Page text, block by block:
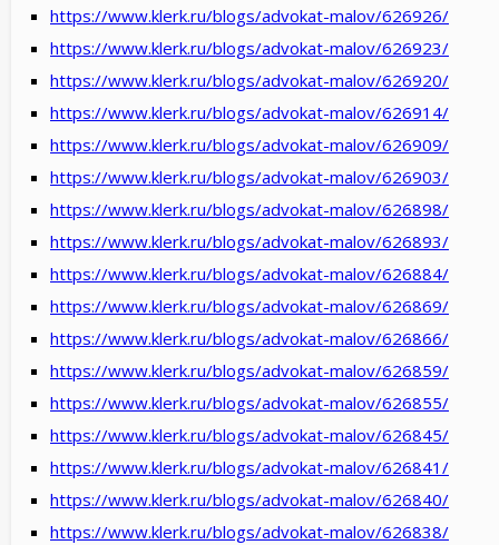
https://www.klerk.ru/blogs/advokat-malov/626926/
https://www.klerk.ru/blogs/advokat-malov/626923/
https://www.klerk.ru/blogs/advokat-malov/626920/
https://www.klerk.ru/blogs/advokat-malov/626914/
https://www.klerk.ru/blogs/advokat-malov/626909/
https://www.klerk.ru/blogs/advokat-malov/626903/
https://www.klerk.ru/blogs/advokat-malov/626898/
https://www.klerk.ru/blogs/advokat-malov/626893/
https://www.klerk.ru/blogs/advokat-malov/626884/
https://www.klerk.ru/blogs/advokat-malov/626869/
https://www.klerk.ru/blogs/advokat-malov/626866/
https://www.klerk.ru/blogs/advokat-malov/626859/
https://www.klerk.ru/blogs/advokat-malov/626855/
https://www.klerk.ru/blogs/advokat-malov/626845/
https://www.klerk.ru/blogs/advokat-malov/626841/
https://www.klerk.ru/blogs/advokat-malov/626840/
https://www.klerk.ru/blogs/advokat-malov/626838/